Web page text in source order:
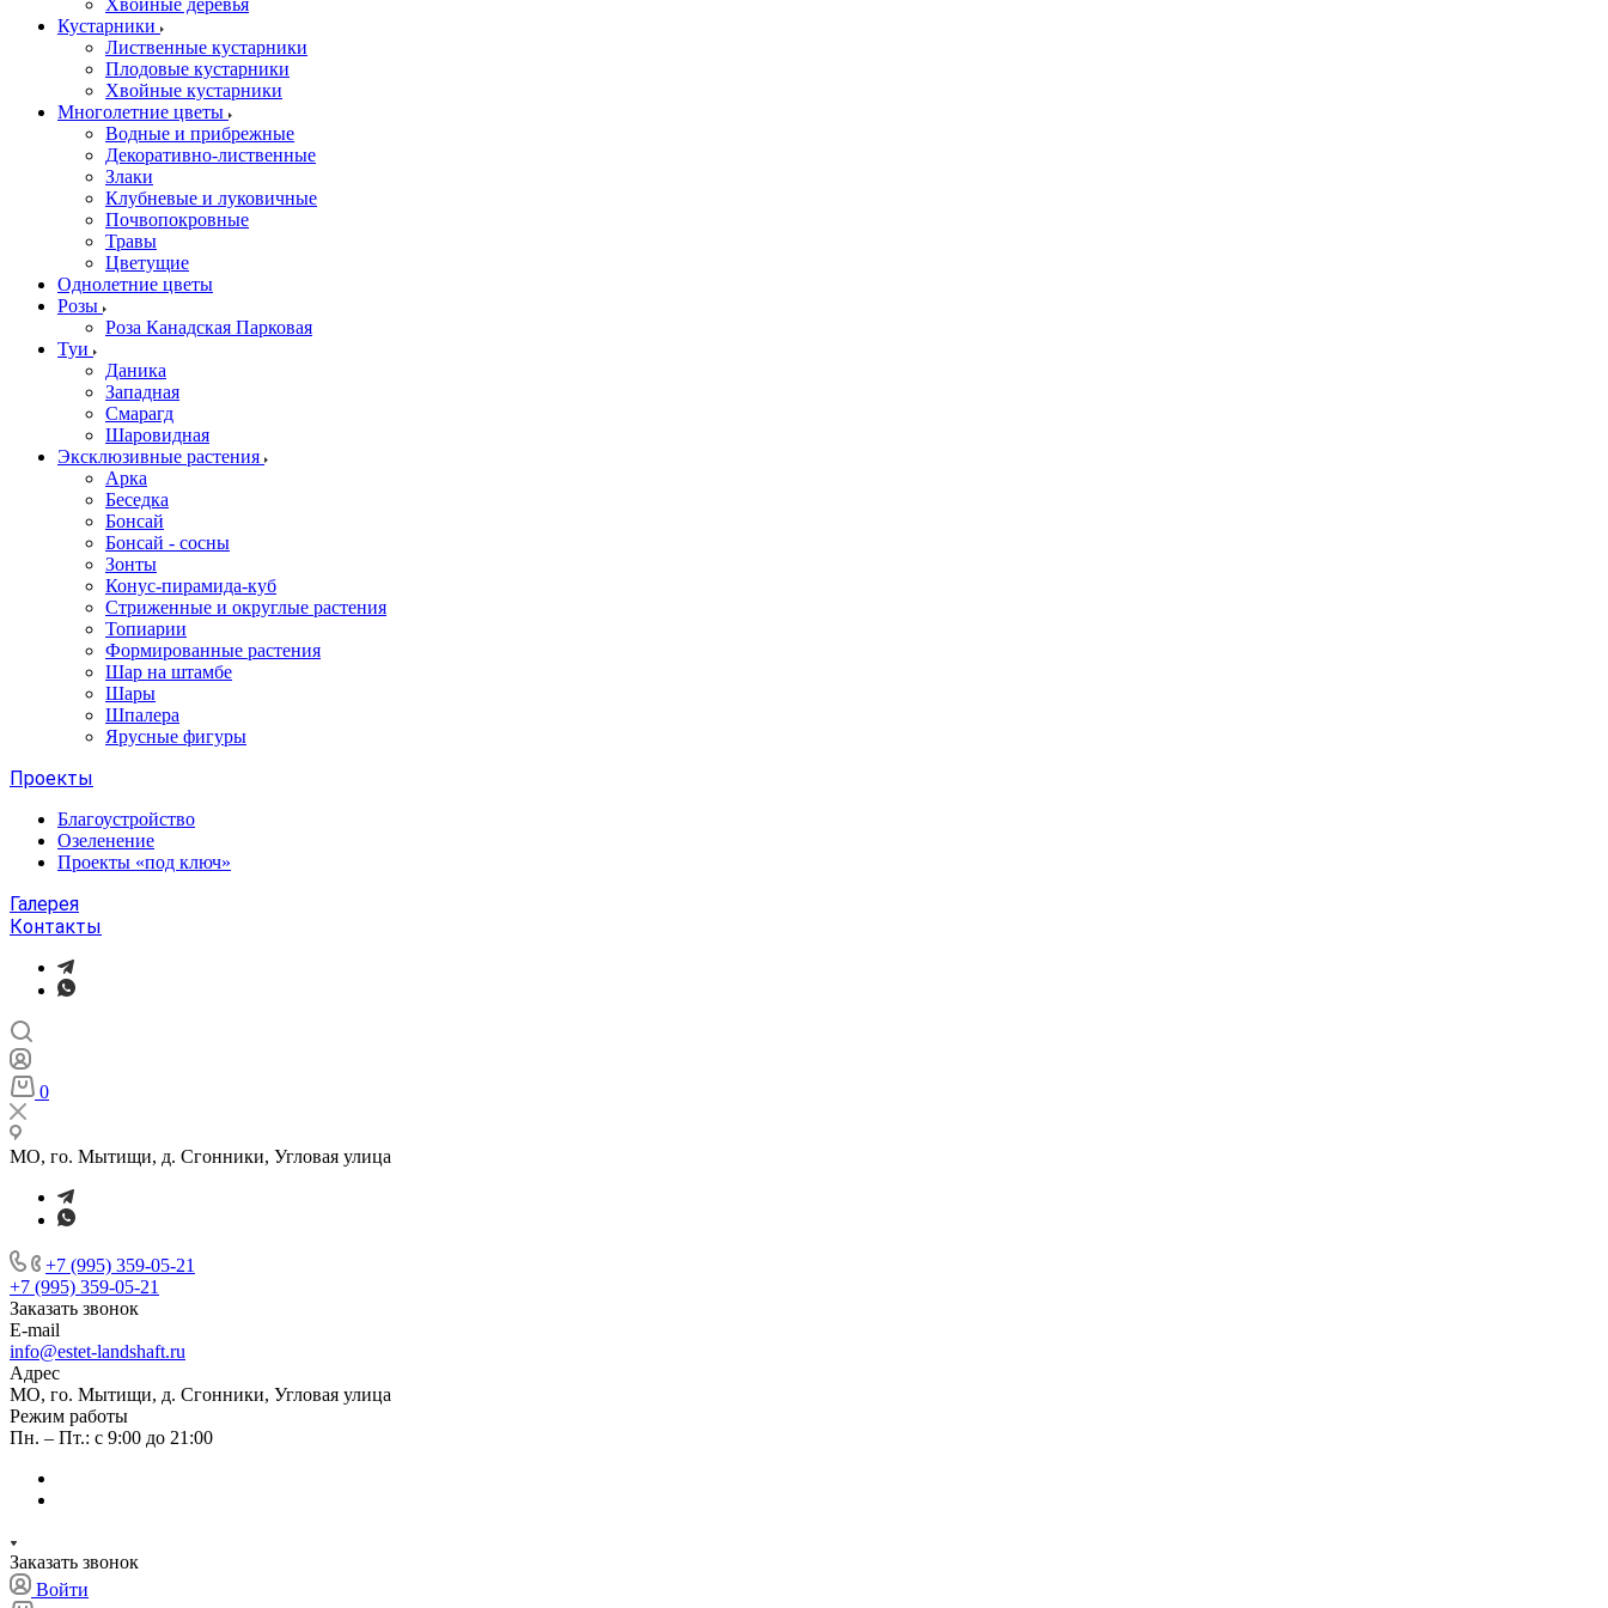
Хвойные деревья
Кустарники
Лиственные кустарники
Плодовые кустарники
Хвойные кустарники
Многолетние цветы
Водные и прибрежные
Декоративно-лиственные
Злаки
Клубневые и луковичные
Почвопокровные
Травы
Цветущие
Однолетние цветы
Розы
Роза Канадская Парковая
Туи
Даника
Западная
Смарагд
Шаровидная
Эксклюзивные растения
Арка
Беседка
Бонсай
Бонсай - сосны
Зонты
Конус-пирамида-куб
Стриженные и округлые растения
Топиарии
Формированные растения
Шар на штамбе
Шары
Шпалера
Ярусные фигуры
Проекты
Благоустройство
Озеленение
Проекты «под ключ»
Галерея
Контакты
0
МО, го. Мытищи, д. Сгонники, Угловая улица
+7 (995) 359-05-21
+7 (995) 359-05-21
Заказать звонок
E-mail
info@estet-landshaft.ru
Адрес
МО, го. Мытищи, д. Сгонники, Угловая улица
Режим работы
Пн. – Пт.: с 9:00 до 21:00
Заказать звонок
Войти